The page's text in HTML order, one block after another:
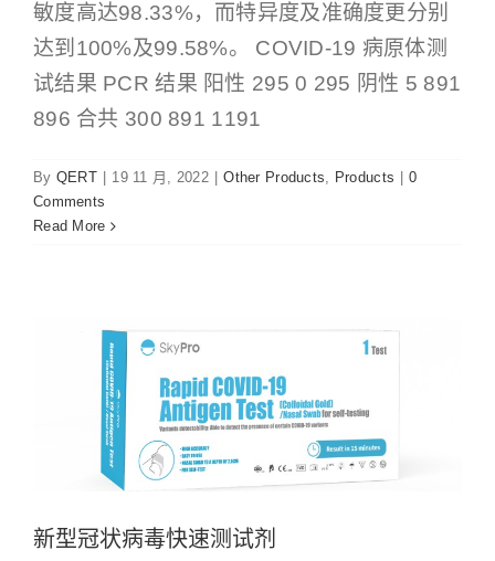
敏度高达98.33%，而特异度及准确度更分别
达到100%及99.58%。 COVID-19 病原体测
试结果 PCR 结果 阳性 295 0 295 阴性 5 891
896 合共 300 891 1191
By QERT 19 11 月, 2022 Other Products, Products
0
Comments
Read More
新型冠状病毒快速测试剂